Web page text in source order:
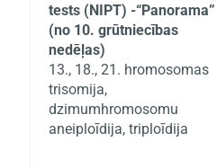
tests (NIPT) -“Panorama”
(no 10. grūtniecības
nedēļas)
13., 18., 21. hromosomas
trisomija,
dzimumhromosomu
aneiploīdija, triploīdija